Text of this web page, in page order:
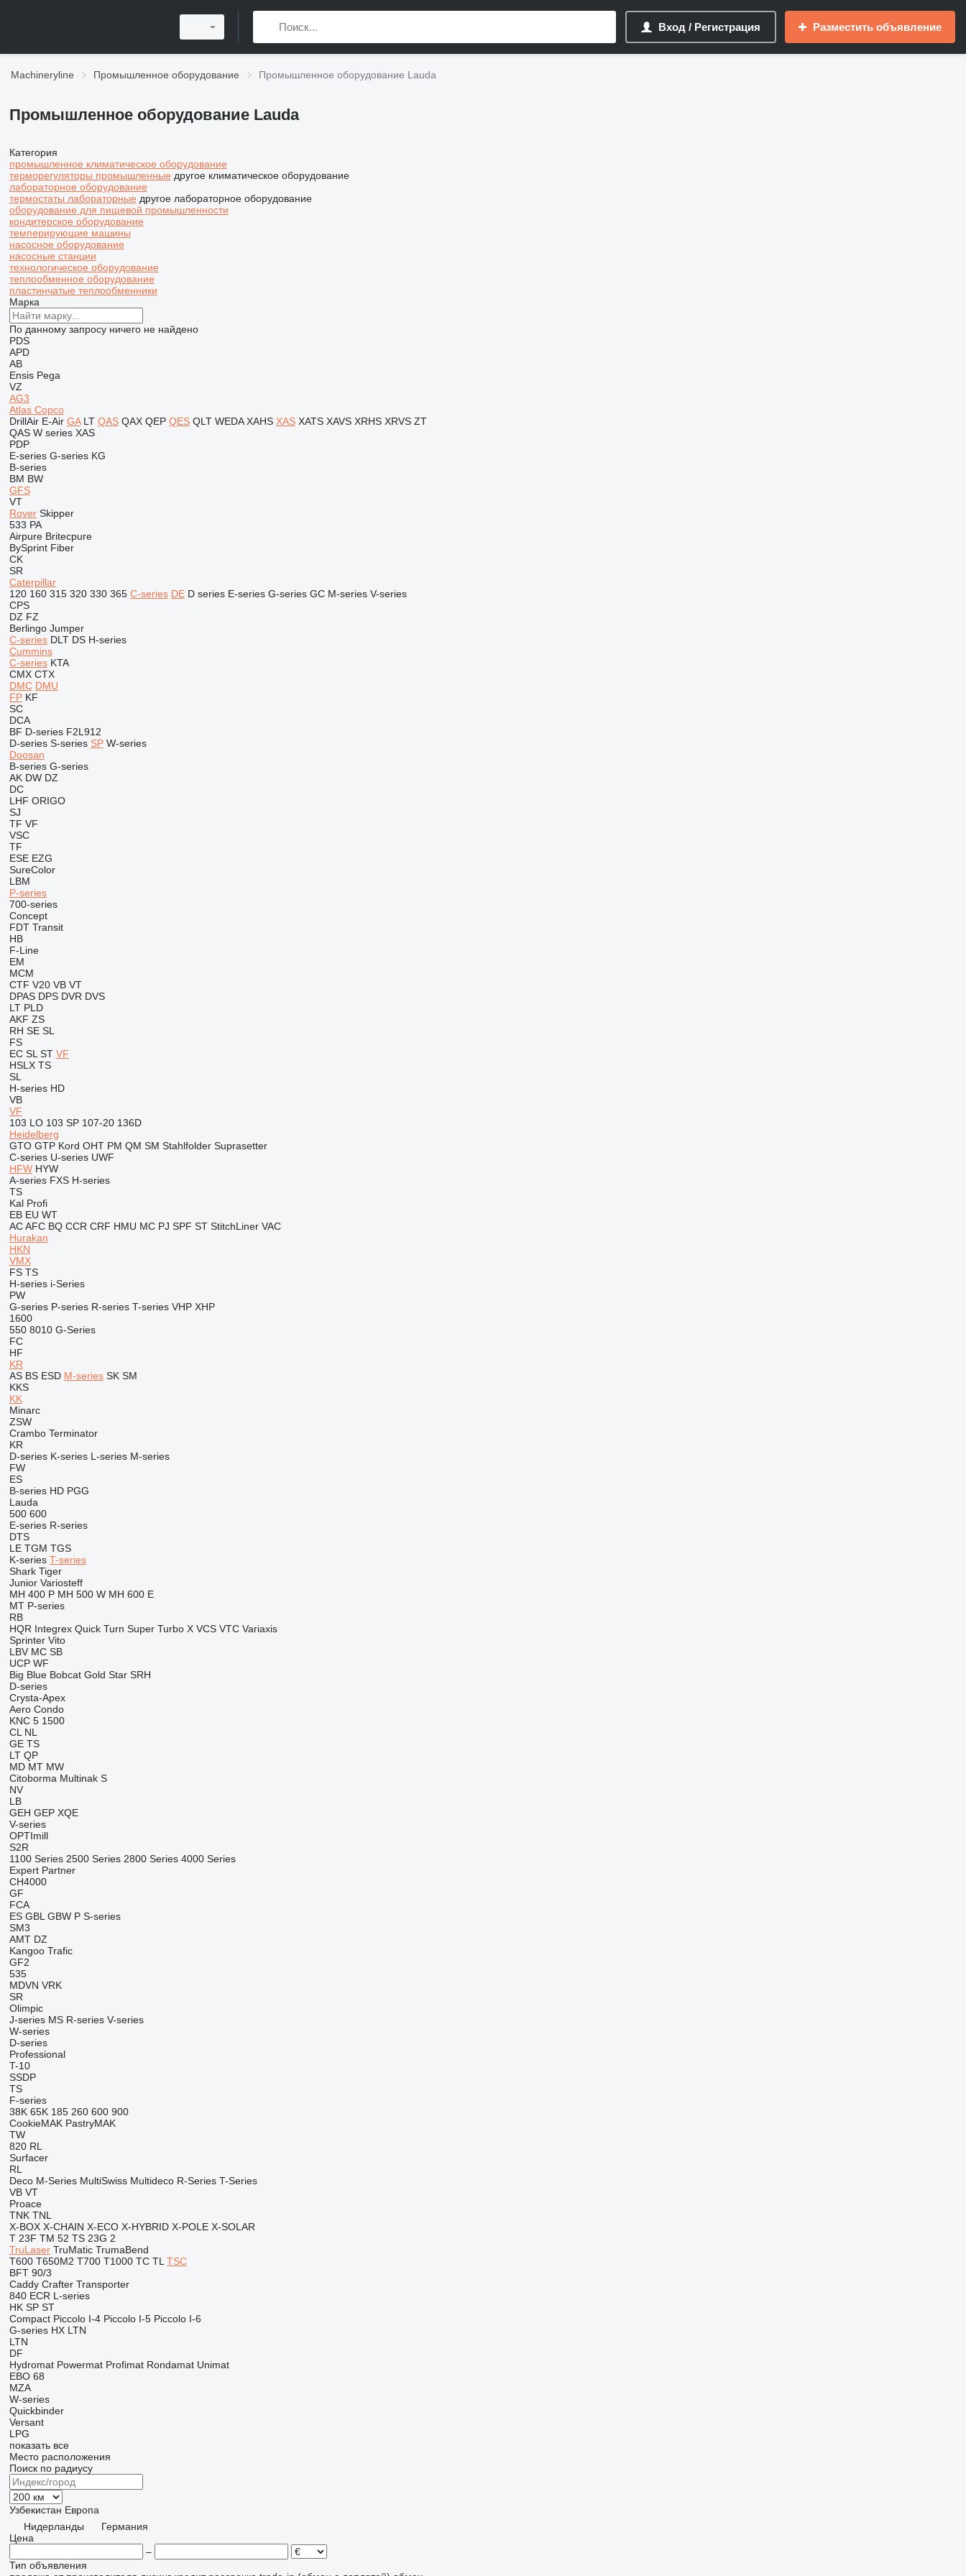
Вход / Регистрация Разместить объявление
Machineryline Промышленное оборудование Промышленное оборудование Lauda
Промышленное оборудование Lauda
Категория
промышленное климатическое оборудование
терморегуляторы промышленные другое климатическое оборудование
лабораторное оборудование
термостаты лабораторные другое лабораторное оборудование
оборудование для пищевой промышленности
кондитерское оборудование
темперирующие машины
насосное оборудование
насосные станции
технологическое оборудование
теплообменное оборудование
пластинчатые теплообменники
Марка
По данному запросу ничего не найдено
PDS
APD
AB
Ensis Pega
VZ
AG3
Atlas Copco
DrillAir E-Air GA LT QAS QAX QEP QES QLT WEDA XAHS XAS XATS XAVS XRHS XRVS ZT
QAS W series XAS
PDP
E-series G-series KG
B-series
BM BW
GFS
VT
Rover Skipper
533 PA
Airpure Britecpure
BySprint Fiber
CK
SR
Caterpillar
120 160 315 320 330 365 C-series DE D series E-series G-series GC M-series V-series
CPS
DZ FZ
Berlingo Jumper
C-series DLT DS H-series
Cummins
C-series KTA
CMX CTX
DMC DMU
FP KF
SC
DCA
BF D-series F2L912
D-series S-series SP W-series
Doosan
B-series G-series
AK DW DZ
DC
LHF ORIGO
SJ
TF VF
VSC
TF
ESE EZG
SureColor
LBM
P-series
700-series
Concept
FDT Transit
HB
F-Line
EM
MCM
CTF V20 VB VT
DPAS DPS DVR DVS
LT PLD
AKF ZS
RH SE SL
FS
EC SL ST VF
HSLX TS
SL
H-series HD
VB
VF
103 LO 103 SP 107-20 136D
Heidelberg
GTO GTP Kord OHT PM QM SM Stahlfolder Suprasetter
C-series U-series UWF
HFW HYW
A-series FXS H-series
TS
Kal Profi
EB EU WT
AC AFC BQ CCR CRF HMU MC PJ SPF ST StitchLiner VAC
Hurakan
HKN
VMX
FS TS
H-series i-Series
PW
G-series P-series R-series T-series VHP XHP
1600
550 8010 G-Series
FC
HF
KR
AS BS ESD M-series SK SM
KKS
KK
Minarc
ZSW
Crambo Terminator
KR
D-series K-series L-series M-series
FW
ES
B-series HD PGG
Lauda
500 600
E-series R-series
DTS
LE TGM TGS
K-series T-series
Shark Tiger
Junior Variosteff
MH 400 P MH 500 W MH 600 E
MT P-series
RB
HQR Integrex Quick Turn Super Turbo X VCS VTC Variaxis
Sprinter Vito
LBV MC SB
UCP WF
Big Blue Bobcat Gold Star SRH
D-series
Crysta-Apex
Aero Condo
KNC 5 1500
CL NL
GE TS
LT QP
MD MT MW
Citoborma Multinak S
NV
LB
GEH GEP XQE
V-series
OPTImill
S2R
1100 Series 2500 Series 2800 Series 4000 Series
Expert Partner
CH4000
GF
FCA
ES GBL GBW P S-series
SM3
AMT DZ
Kangoo Trafic
GF2
535
MDVN VRK
SR
Olimpic
J-series MS R-series V-series
W-series
D-series
Professional
T-10
SSDP
TS
F-series
38K 65K 185 260 600 900
CookieMAK PastryMAK
TW
820 RL
Surfacer
RL
Deco M-Series MultiSwiss Multideco R-Series T-Series
VB VT
Proace
TNK TNL
X-BOX X-CHAIN X-ECO X-HYBRID X-POLE X-SOLAR
T 23F TM 52 TS 23G 2
TruLaser TruMatic TrumaBend
T600 T650M2 T700 T1000 TC TL TSC
BFT 90/3
Caddy Crafter Transporter
840 ECR L-series
HK SP ST
Compact Piccolo I-4 Piccolo I-5 Piccolo I-6
G-series HX LTN
LTN
DF
Hydromat Powermat Profimat Rondamat Unimat
EBO 68
MZA
W-series
Quickbinder
Versant
LPG
показать все
Место расположения
Поиск по радиусу
Узбекистан Европа
Нидерланды
Германия
Цена
–
Тип объявления